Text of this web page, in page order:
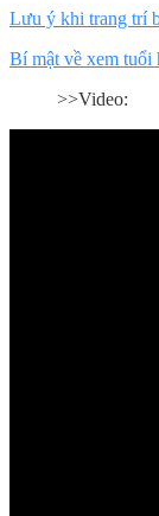
Lưu ý khi trang trí
Bí mật về xem tuổi
>>Video: